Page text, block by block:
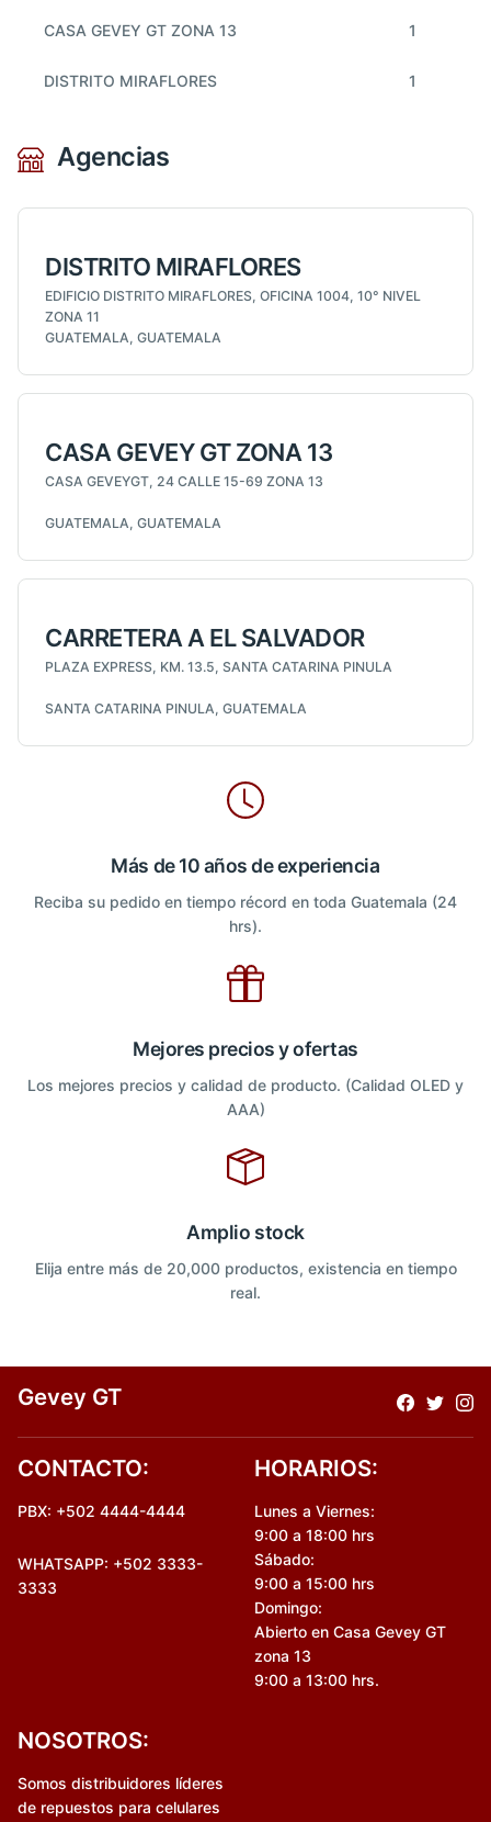
CASA GEVEY GT ZONA 13 1
DISTRITO MIRAFLORES 1
Agencias
DISTRITO MIRAFLORES
EDIFICIO DISTRITO MIRAFLORES, OFICINA 1004, 10° NIVEL
ZONA 11
GUATEMALA, GUATEMALA
CASA GEVEY GT ZONA 13
CASA GEVEYGT, 24 CALLE 15-69 ZONA 13
GUATEMALA, GUATEMALA
CARRETERA A EL SALVADOR
PLAZA EXPRESS, KM. 13.5, SANTA CATARINA PINULA
SANTA CATARINA PINULA, GUATEMALA
Más de 10 años de experiencia
Reciba su pedido en tiempo récord en toda Guatemala (24
hrs).
Mejores precios y ofertas
Los mejores precios y calidad de producto. (Calidad OLED y
AAA)
Amplio stock
Elija entre más de 20,000 productos, existencia en tiempo
real.
Gevey GT
CONTACTO:
PBX: +502 4444-4444
WHATSAPP: +502 3333-
3333
HORARIOS:
Lunes a Viernes:
9:00 a 18:00 hrs
Sábado:
9:00 a 15:00 hrs
Domingo:
Abierto en Casa Gevey GT
zona 13
9:00 a 13:00 hrs.
NOSOTROS:
Somos distribuidores líderes
de repuestos para celulares